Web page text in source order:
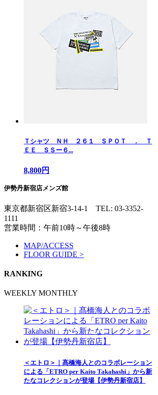
Ｔシャツ ＮＨ ２６１ ＳＰＯＴ ． Ｔ
ＥＥ ＳＳー６...
8,800円
伊勢丹新宿店メンズ館
東京都新宿区新宿3-14-1 TEL: 03-3352-
1111
営業時間：午前10時～午後8時
MAP/ACCESS
FLOOR GUIDE >
RANKING
WEEKLY MONTHLY
＜エトロ＞｜髙橋海人とのコラボレーション
による「ETRO per Kaito Takahashi」から新
たなコレクションが登場【伊勢丹新宿店】